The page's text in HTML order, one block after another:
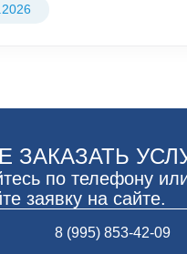
ЗАКАЗАТЬ
по телефону
заявку на сайте.
8 (995) 853-42-09